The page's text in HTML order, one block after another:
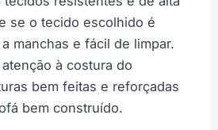
se o tecido escolhido é
manchas e fácil de limpar.
à costura do
bem feitas e reforçadas
bem construído.